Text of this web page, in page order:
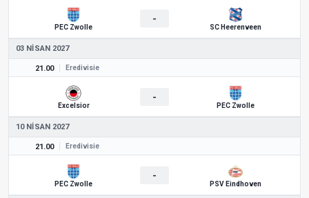
PEC Zwolle
-
SC Heerenveen
03 NISAN 2027
21.00 Eredivisie
Excelsior
-
PEC Zwolle
10 NISAN 2027
21.00 Eredivisie
PEC Zwolle
-
PSV Eindhoven